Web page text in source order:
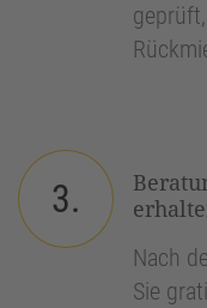
3.
Nach
Sie